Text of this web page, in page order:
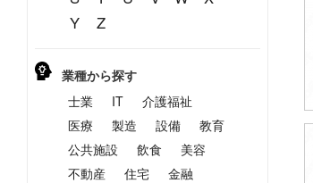
Y
Z
業種から探す
士業
IT
介護福祉
医療
製造 設備
教育
公共施設
飲食
美容
不動産
住宅
金融